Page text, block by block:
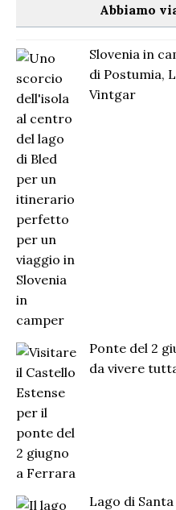
Abbiamo
Slovenia in
di Postumia,
Vintgar
Ponte del 2
da vivere
Lago di